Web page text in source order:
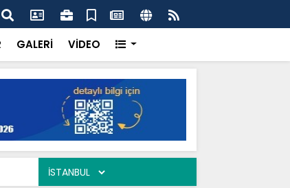
Dönerci Bey, Organizasyonların da Vazgeçilmez
GALERİ VİDEO